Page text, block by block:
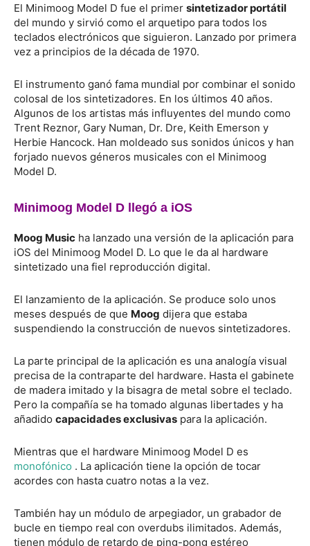
El Minimoog Model D fue el primer sintetizador portátil
del mundo y sirvió como el arquetipo para todos los
teclados electrónicos que siguieron. Lanzado por primera
vez a principios de la década de 1970.
El instrumento ganó fama mundial por combinar el sonido
colosal de los sintetizadores. En los últimos 40 años.
Algunos de los artistas más influyentes del mundo como
Trent Reznor, Gary Numan, Dr. Dre, Keith Emerson y
Herbie Hancock. Han moldeado sus sonidos únicos y han
forjado nuevos géneros musicales con el Minimoog
Model D.
Minimoog Model D llegó a iOS
Moog Music ha lanzado una versión de la aplicación para
iOS del Minimoog Model D. Lo que le da al hardware
sintetizado una fiel reproducción digital.
El lanzamiento de la aplicación. Se produce solo unos
meses después de que Moog dijera que estaba
suspendiendo la construcción de nuevos sintetizadores.
La parte principal de la aplicación es una analogía visual
precisa de la contraparte del hardware. Hasta el gabinete
de madera imitado y la bisagra de metal sobre el teclado.
Pero la compañía se ha tomado algunas libertades y ha
añadido capacidades exclusivas para la aplicación.
Mientras que el hardware Minimoog Model D es
monofónico . La aplicación tiene la opción de tocar
acordes con hasta cuatro notas a la vez.
También hay un módulo de arpegiador, un grabador de
bucle en tiempo real con overdubs ilimitados. Además,
tienen módulo de retardo de ping-pong estéreo